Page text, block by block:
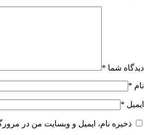
دیدگاه شما *
نام *
ایمیل *
ذخیره نام، ایمیل و وبسایت من در